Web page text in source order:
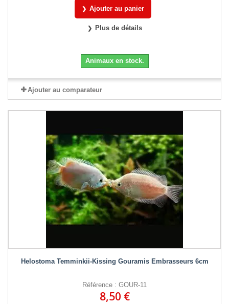
Ajouter au panier
Plus de détails
Animaux en stock.
Ajouter au comparateur
Helostoma Temminkii-Kissing Gouramis Embrasseurs 6cm
Référence : GOUR-11
8,50 €